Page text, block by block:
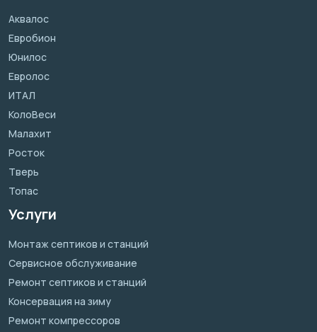
Аквалос
Евробион
Юнилос
Евролос
ИТАЛ
КолоВеси
Малахит
Росток
Тверь
Топас
Услуги
Монтаж септиков и станций
Сервисное обслуживание
Ремонт септиков и станций
Консервация на зиму
Ремонт компрессоров